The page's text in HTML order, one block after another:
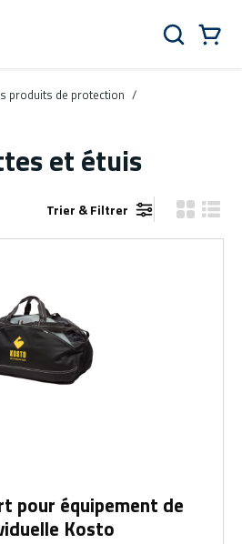
Rechercher
produits de protection /
et étuis
Trier & Filtrer Vue grille
Vue
pour équipement de
Kosto